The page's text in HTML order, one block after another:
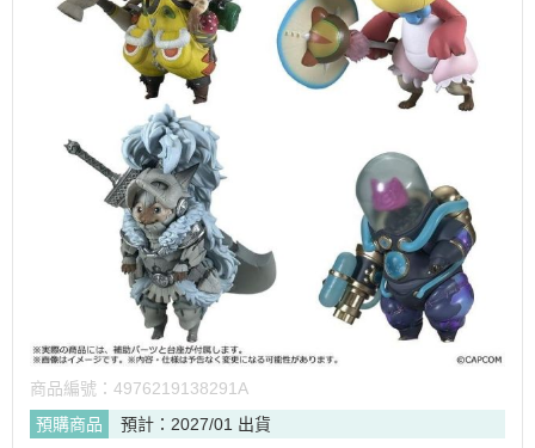
商品編號： 4976219138291A
預購商品
預計：2027/01 出貨